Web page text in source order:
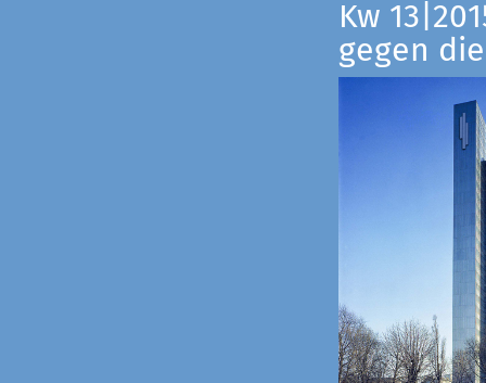
Kw
gegen